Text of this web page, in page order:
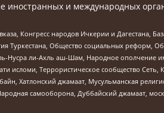
и международных
Конгресс народов Ичкерии и Дагестана,
Туркестана, Общество социальных реформ,
Нусра ли-Ахль аш-Шам, Народное
исломи, Террористическое сообщество
Хатлонский джамаат, Мусульманская
самооборона, Дуббайский джамаат,